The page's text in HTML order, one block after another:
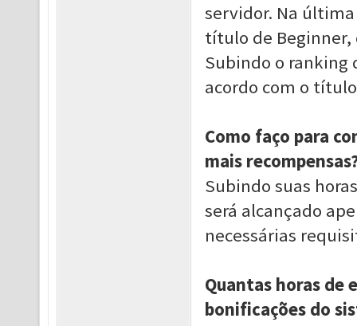
servidor. Na
título de
Subindo o ranking
acordo com o
Como faço para
mais
Subindo suas
será alcançado
necessárias
Quantas horas de
bonificações do